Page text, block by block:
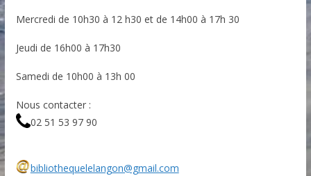
Mercredi de 10h30 à 12 h30 et de 14h00 à 17h 30
Jeudi de 16h00 à 17h30
Samedi de 10h00 à 13h 00
Nous contacter :
02 51 53 97 90
bibliothequelelangon@gmail.com